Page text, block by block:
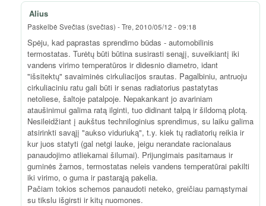
Alius
Paskelbė Svečias (svečias) -Tre, 2010/05/12 - 09:18
Spėju, kad paprastas sprendimo būdas - automobilinis
termostatas. Turėtų būti būtina susirasti senąjį, suveikiantį iki
vandens virimo temperatūros ir didesnio diametro, idant
"išsitektų" savaiminės cirkuliacijos srautas. Pagalbiniu, antruoju
cirkuliaciniu ratu gali būti ir senas radiatorius pastatytas
netoliese, šaltoje patalpoje. Nepakankant jo avariniam
ataušinimui galima ratą ilginti, tuo didinant talpą ir šildomą plotą.
Nesileidžiant į aukštus techniloginius sprendimus, su laiku galima
atsirinkti savąjį "aukso viduriuką", t.y. kiek tų radiatorių reikia ir
kur juos statyti (gal netgi lauke, jeigu nerandate racionalaus
panaudojimo atliekamai šilumai). Prijungimais pasitarnaus ir
guminės žarnos, termostatas neleis vandens temperatūrai pakilti
iki virimo, o guma ir pastarąją pakelia.
Pačiam tokios schemos panaudoti neteko, greičiau pamąstymai
su tikslu išgirsti ir kitų nuomones.